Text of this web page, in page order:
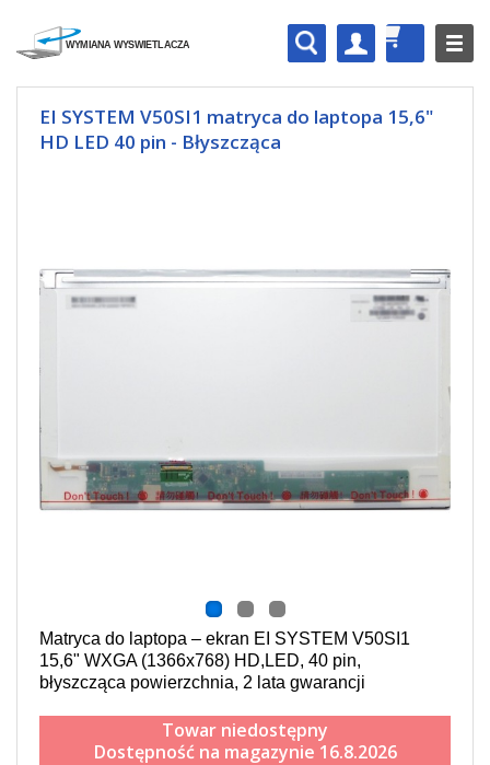
EI SYSTEM V50SI1 matryca do laptopa 15,6"
HD LED 40 pin - Błyszcząca
Matryca do laptopa – ekran EI SYSTEM V50SI1
15,6" WXGA (1366x768) HD,LED, 40 pin,
błyszcząca powierzchnia, 2 lata gwarancji
Towar niedostępny
Dostępność na magazynie 16.8.2026